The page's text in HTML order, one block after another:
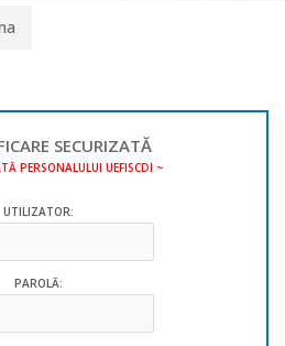
SECURIZATĂ
PERSONALULUI UEFISCDI ~
UTILIZATOR:
PAROLĂ: